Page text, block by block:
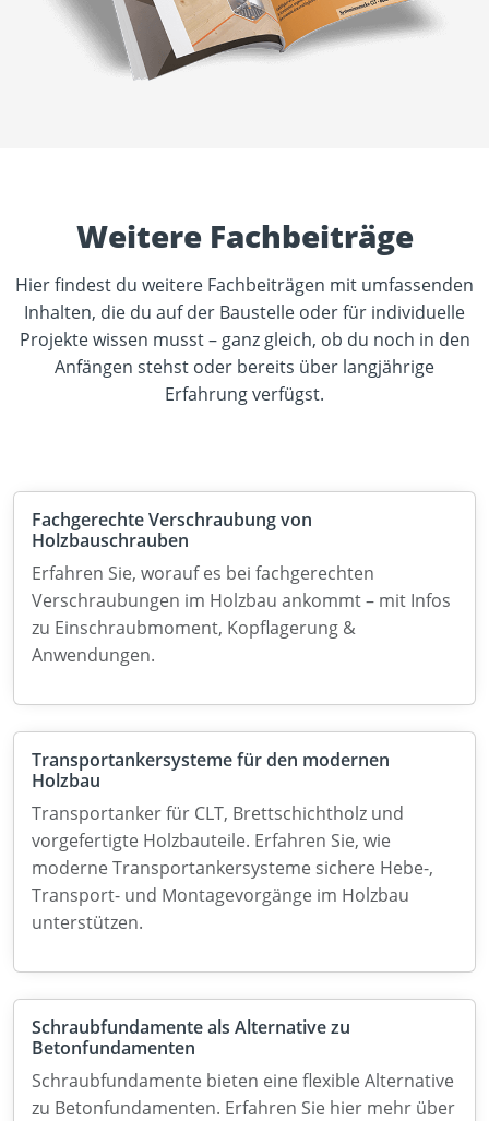
Weitere Fachbeiträge
Hier findest du weitere Fachbeiträgen mit umfassenden
Inhalten, die du auf der Baustelle oder für individuelle
Projekte wissen musst – ganz gleich, ob du noch in den
Anfängen stehst oder bereits über langjährige
Erfahrung verfügst.
Fachgerechte Verschraubung von
Holzbauschrauben
Erfahren Sie, worauf es bei fachgerechten
Verschraubungen im Holzbau ankommt – mit Infos
zu Einschraubmoment, Kopflagerung &
Anwendungen.
Transportankersysteme für den modernen
Holzbau
Transportanker für CLT, Brettschichtholz und
vorgefertigte Holzbauteile. Erfahren Sie, wie
moderne Transportankersysteme sichere Hebe-,
Transport- und Montagevorgänge im Holzbau
unterstützen.
Schraubfundamente als Alternative zu
Betonfundamenten
Schraubfundamente bieten eine flexible Alternative
zu Betonfundamenten. Erfahren Sie hier mehr über